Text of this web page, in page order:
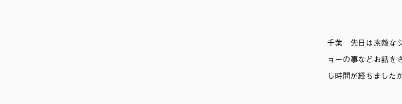
千葉 先日は素敵な
ョーの事などお話を
し時間が経ちました